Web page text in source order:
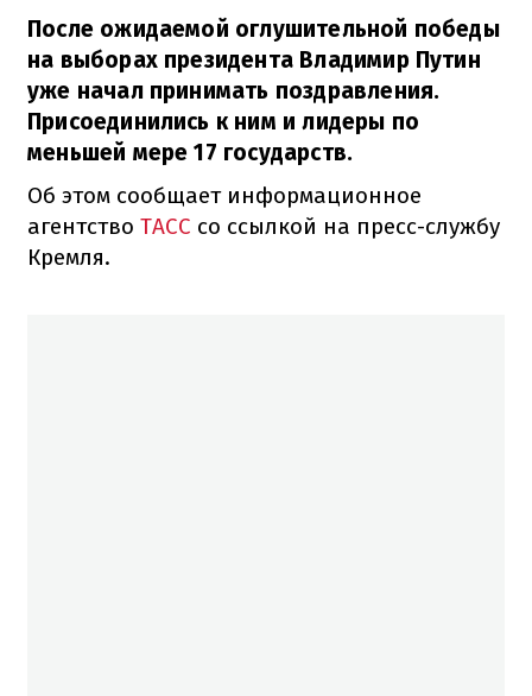
После ожидаемой оглушительной победы
на выборах президента Владимир Путин
уже начал принимать поздравления.
Присоединились к ним и лидеры по
меньшей мере 17 государств.
Об этом сообщает информационное
агентство ТАСС со ссылкой на пресс-службу
Кремля.